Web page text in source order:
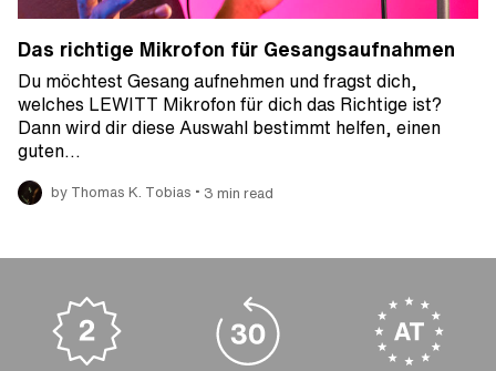
Das richtige Mikrofon für Gesangsaufnahmen
Du möchtest Gesang aufnehmen und fragst dich,
welches LEWITT Mikrofon für dich das Richtige ist?
Dann wird dir diese Auswahl bestimmt helfen, einen
guten…
by Thomas K. Tobias • 3 min read